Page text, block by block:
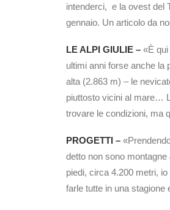
intenderci, e la ovest del
gennaio. Un articolo da
LE ALPI GIULIE – «È
ultimi anni forse anche la
alta (2.863 m) – le
piuttosto vicini al mare…
trovare le condizioni, ma
PROGETTI –
detto non sono
piedi, circa 4.200 metri,
farle tutte in una stagione